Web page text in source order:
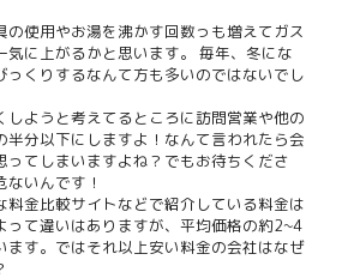
の使用やお湯を沸かす回数っも増えてガス
気に上がるかと思います。 毎年、冬にな
っくりするなんて方も多いのではないでし
しようと考えてるところに訪問営業や他の
半分以下にしますよ！なんて言われたら会
ってしまいますよね？でもお待ちくださ
いんです！
料金比較サイトなどで紹介している料金は
って違いはありますが、平均価格の約2~4
ます。ではそれ以上安い料金の会社はなぜ